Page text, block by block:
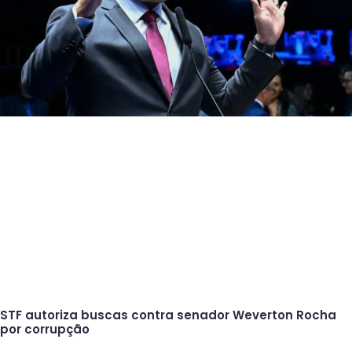
STF autoriza buscas contra senador Weverton Rocha
por corrupção